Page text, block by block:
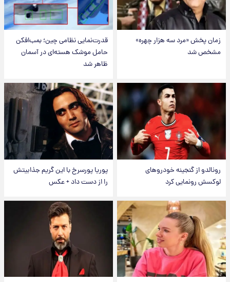
زمان پخش «مرد سه هزار چهره»
مشخص شد
قدرت‌نمایی نظامی چین؛ بمب‌افکن
حامل موشک هسته‌ای در آسمان
ظاهر شد
رونالدو از گنجینه خودروهای
لوکسش رونمایی کرد
پوریا پورسرخ با این گریم جذابیتش
را از دست داد + عکس